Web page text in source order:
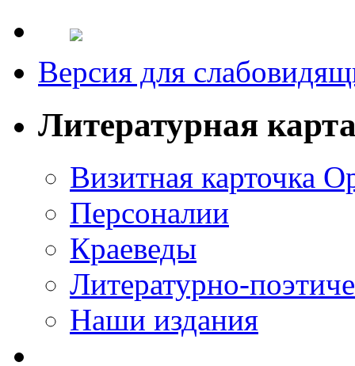
Версия для
Литературная
Визитная карточка
Персоналии
Краеведы
Литературно-
Наши издания